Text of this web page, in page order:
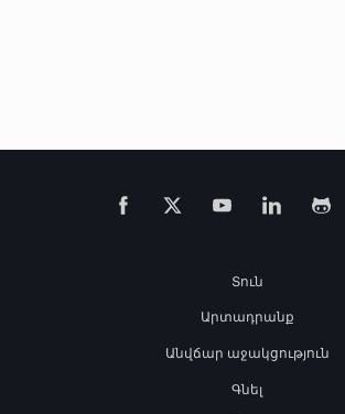
Տուն
Արտադրանք
Անվճար աջակցություն
Գնել